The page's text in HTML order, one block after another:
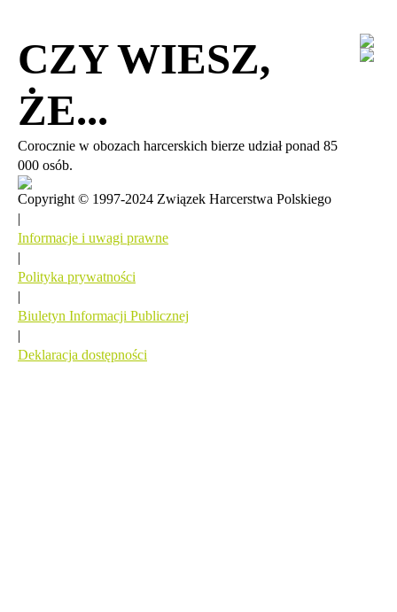
CZY WIESZ,
ŻE...
Corocznie w obozach harcerskich bierze udział ponad 85
000 osób.
Copyright © 1997-2024 Związek Harcerstwa Polskiego
|
Informacje i uwagi prawne
|
Polityka prywatności
|
Biuletyn Informacji Publicznej
|
Deklaracja dostępności